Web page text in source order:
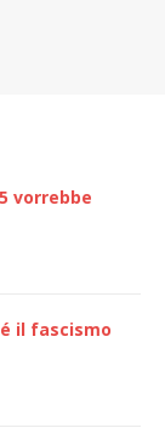
vorrebbe
il fascismo